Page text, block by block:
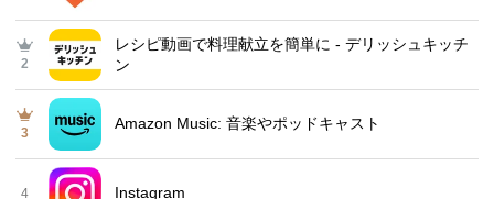
2
レシピ動画で料理献立を簡単‪に - デリッシュキッチ
ン
3
Amazon Music: 音楽やポッドキャスト
4 Instagram